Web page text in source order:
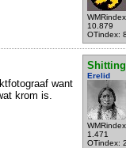
10.879
OTindex:
Erelid
1.471
OTindex:
want
krom is.